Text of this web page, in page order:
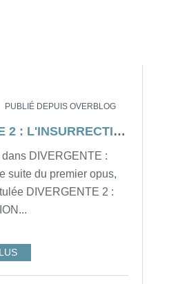
PUBLIÉ DEPUIS OVERBLOG
DIVERGENTE 2 : L'INSURRECTION de Robert Schwentke [résumé]
DIVERGENTE :
suite du premier opus,
DIVERGENTE 2 :